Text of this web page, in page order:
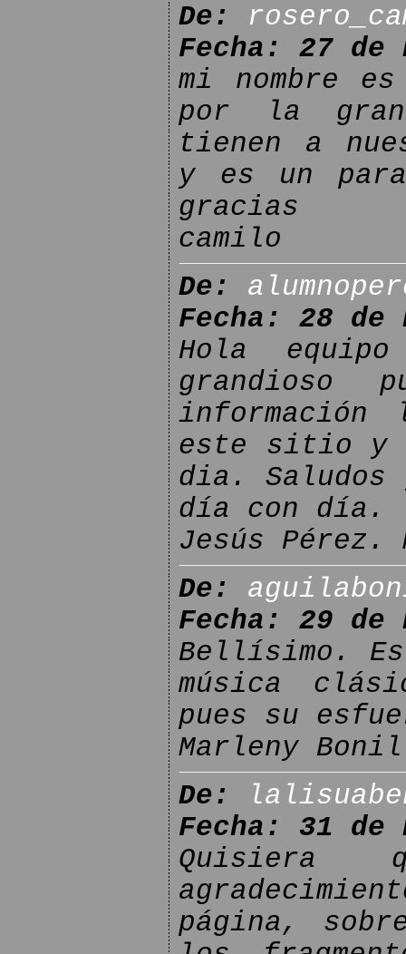
De:
Fecha: 27 de
mi nombre
por la gran
tienen a
y es un
gracias
camilo
De:
Fecha: 28 de
Hola
grandioso
información
este sitio y
dia. Saludos
día con día.
Jesús Pérez.
De:
Fecha: 29 de
Bellísimo.
música
pues su
Marleny
De:
Fecha: 31 de
página,